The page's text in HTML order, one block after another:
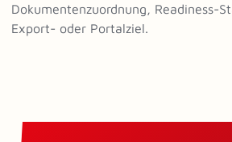
Dokumentenzuordnung, Readiness-
Export- oder Portalziel.